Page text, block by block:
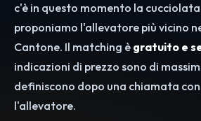
c'è in questo momento la
proponiamo l'allevatore più vicino
Cantone. Il matching è gratuito e
indicazioni di prezzo sono di
definiscono dopo una chiamata
l'allevatore.